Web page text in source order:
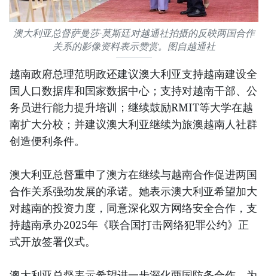
澳大利亚总督萨曼莎·莫斯廷对越通社拍摄的反映两国合作
关系的影像资料表示赞赏。图自越通社
越南政府总理范明政还建议澳大利亚支持越南建设全
国人口数据库和国家数据中心；支持对越南干部、公
务员进行能力提升培训；继续鼓励RMIT等大学在越
南扩大分校；并建议澳大利亚继续为旅澳越南人社群
创造便利条件。
澳大利亚总督重申了澳方在继续与越南合作促进两国
合作关系强劲发展的承诺。她表示澳大利亚希望加大
对越南的投资力度，同意深化双方网络安全合作，支
持越南承办2025年《联合国打击网络犯罪公约》正
式开放签署仪式。